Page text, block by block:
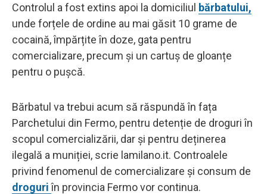
Controlul a fost extins apoi la domiciliul bărbatului,
unde forțele de ordine au mai găsit 10 grame de
cocaină, împărțite în doze, gata pentru
comercializare, precum și un cartuș de gloanțe
pentru o pușcă.
Bărbatul va trebui acum să răspundă în fața
Parchetului din Fermo, pentru detenție de droguri în
scopul comercializării, dar și pentru deținerea
ilegală a muniției, scrie lamilano.it. Controalele
privind fenomenul de comercializare și consum de
droguriîn provincia Fermo vor continua.